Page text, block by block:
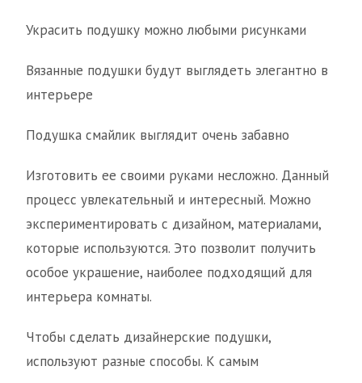
Украсить подушку можно любыми рисунками
Вязанные подушки будут выглядеть элегантно в
интерьере
Подушка смайлик выглядит очень забавно
Изготовить ее своими руками несложно. Данный
процесс увлекательный и интересный. Можно
экспериментировать с дизайном, материалами,
которые используются. Это позволит получить
особое украшение, наиболее подходящий для
интерьера комнаты.
Чтобы сделать дизайнерские подушки,
используют разные способы. К самым